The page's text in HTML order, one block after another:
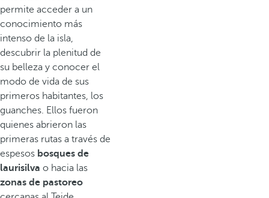
permite acceder a un
conocimiento más
intenso de la isla,
descubrir la plenitud de
su belleza y conocer el
modo de vida de sus
primeros habitantes, los
guanches. Ellos fueron
quienes abrieron las
primeras rutas a través de
espesos bosques de
laurisilva o hacia las
zonas de pastoreo